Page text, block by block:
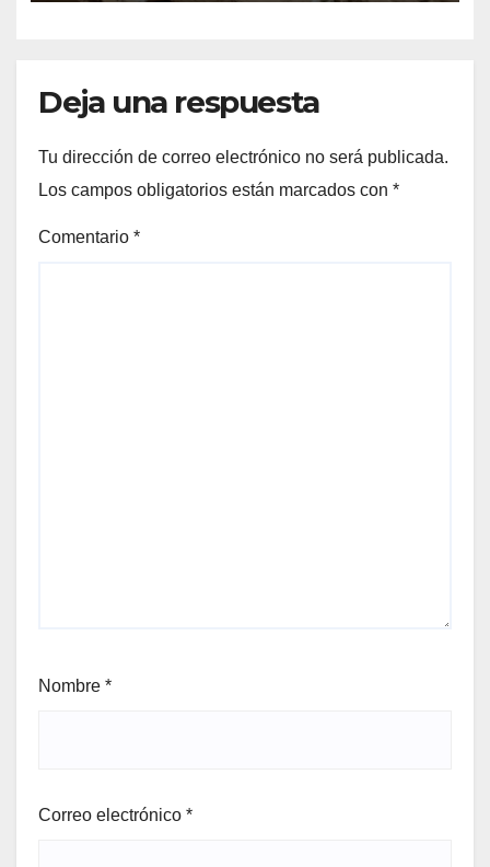
Deja una respuesta
Tu dirección de correo electrónico no será publicada.
Los campos obligatorios están marcados con *
Comentario *
Nombre *
Correo electrónico *